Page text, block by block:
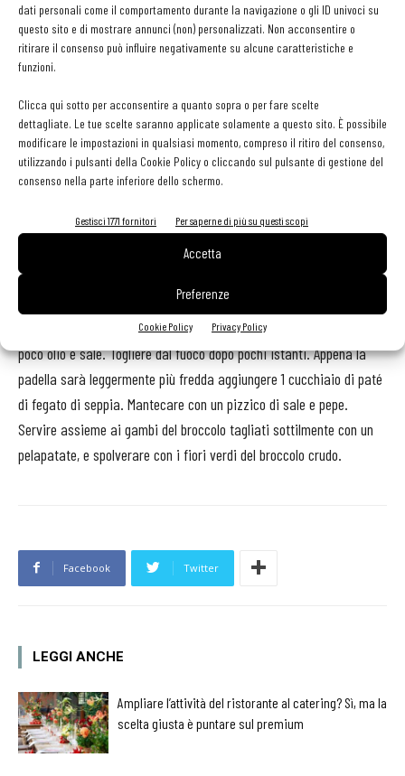
dati personali come il comportamento durante la navigazione o gli ID univoci su
questo sito e di mostrare annunci (non) personalizzati. Non acconsentire o
ritirare il consenso può influire negativamente su alcune caratteristiche e
funzioni.
Clicca qui sotto per acconsentire a quanto sopra o per fare scelte
dettagliate. Le tue scelte saranno applicate solamente a questo sito. È possibile
modificare le impostazioni in qualsiasi momento, compreso il ritiro del consenso,
utilizzando i pulsanti della Cookie Policy o cliccando sul pulsante di gestione del
consenso nella parte inferiore dello schermo.
Gestisci 1771 fornitori Per saperne di più su questi scopi
Accetta
Preferenze
Cookie Policy Privacy Policy
Procedimento:
Tagliare a cubetti il gambo del broccolo. Immergerlo e schiacciarlo
leggermente in una salamoia con sale al 3%. Nel caso il suo liquido
non bastasse a tenerlo sommerso aggiungere salamoia con la
stessa percentuale di sale. Lasciarlo fermentare una decina di
Stufare la cipolla con acqua e olio assieme ad uno spicchio di aglio
e due foglie di alloro. Aggiungere i fegati delle seppie. Quando
saranno cotti preparare un paté frullando il tutto con la metà del
peso di burro. Passare, quindi, al setaccio.
Rosolare in padella di ferro incandescente le teste di seppia con
poco olio e sale. Togliere dal fuoco dopo pochi istanti. Appena la
padella sarà leggermente più fredda aggiungere 1 cucchiaio di paté
di fegato di seppia. Mantecare con un pizzico di sale e pepe.
Servire assieme ai gambi del broccolo tagliati sottilmente con un
pelapatate, e spolverare con i fiori verdi del broccolo crudo.
Facebook Twitter
LEGGI ANCHE
Ampliare l’attività del ristorante al catering? Sì, ma la
scelta giusta è puntare sul premium